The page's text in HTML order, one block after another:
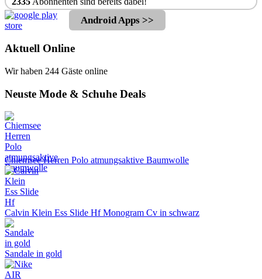
Android Apps >>
Aktuell Online
Wir haben 244 Gäste online
Neuste Mode & Schuhe Deals
Chiemsee Herren Polo atmungsaktive Baumwolle
Calvin Klein Ess Slide Hf Monogram Cv in schwarz
Sandale in gold